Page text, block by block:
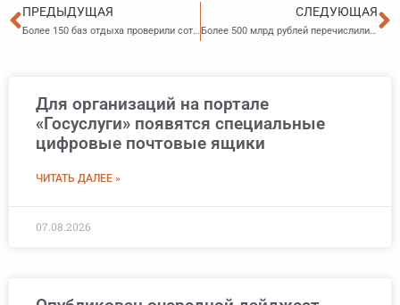
Пред
ПРЕДЫДУЩАЯ
Более 150 баз отдыха проверили сотрудники налоговых органов в рамках работы налоговых постов
СЛЕДУЮЩАЯ
Более 500 млрд рублей перечислили в бюджет государства дальневосточные таможенники за 6 месяцев 2023 года
Для организаций на портале
«Госуслуги» появятся специальные
цифровые почтовые ящики
ЧИТАТЬ ДАЛЕЕ »
07.08.2026